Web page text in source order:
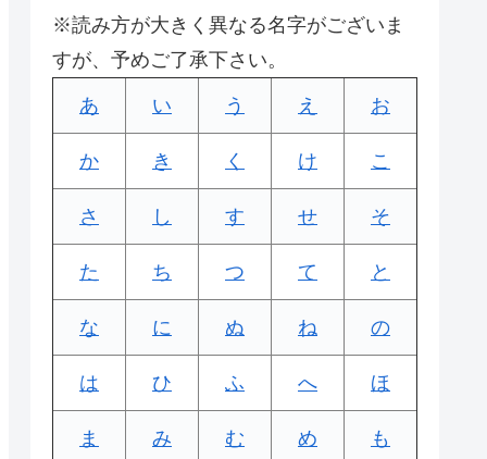
※読み方が大きく異なる名字がございま
すが、予めご了承下さい。
あ い う え お
か き く け こ
さ し す せ そ
た ち つ て と
な に ぬ ね の
は ひ ふ へ ほ
ま み む め も